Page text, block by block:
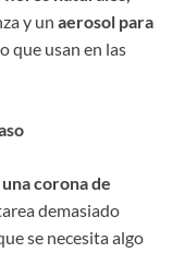
y un aerosol para
que usan en las
corona de
demasiado
se necesita algo